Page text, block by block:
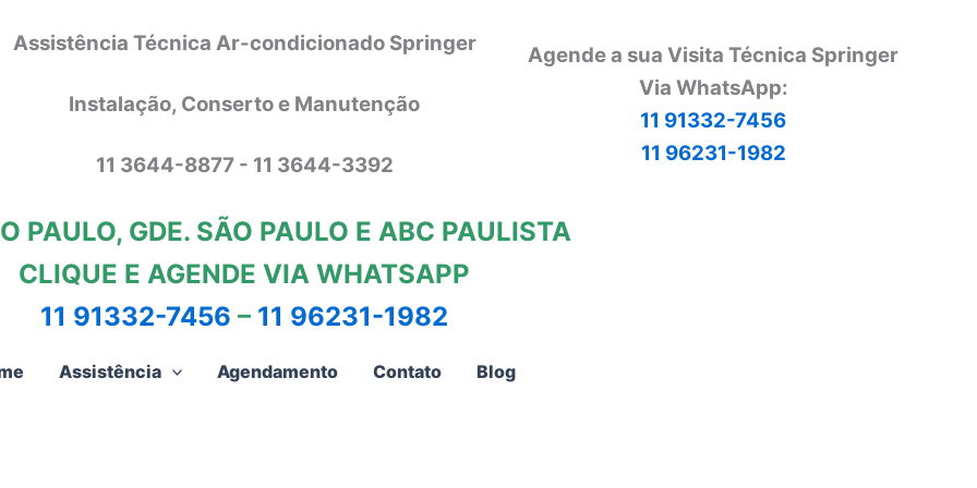
Assistência Técnica Ar-condicionado Springer
Instalação, Conserto e Manutenção
11 3644-8877 - 11 3644-3392
Agende a sua Visita Técnica Springer
Via WhatsApp:
11 91332-7456
11 96231-1982
PAULO, GDE. SÃO PAULO E ABC PAULISTA
CLIQUE E AGENDE VIA WHATSAPP
11 91332-7456 – 11 96231-1982
Assistência Agendamento Contato Blog